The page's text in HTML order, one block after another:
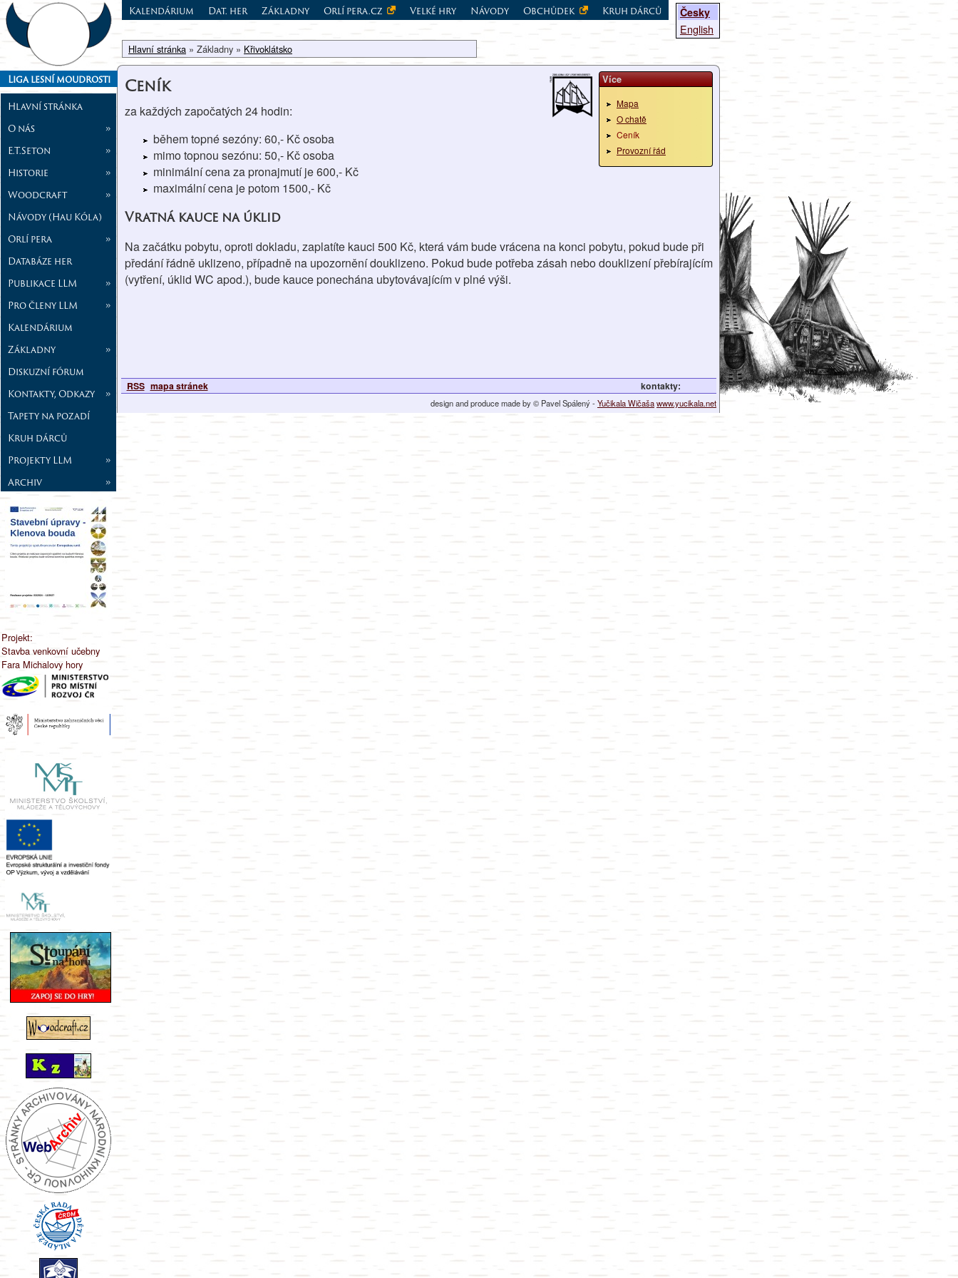
Liga lesní moudrosti
Hlavní stránka
O nás
»
E.T.Seton
»
Historie
»
Woodcraft
»
Návody (Hau Kóla)
Orlí pera
»
Databáze her
Publikace LLM
»
Pro členy LLM
»
Kalendárium
Základny
»
Diskuzní fórum
Kontakty, Odkazy
»
Tapety na pozadí
Kruh dárců
Projekty LLM
»
Archiv
»
Projekt:
Stavba venkovní učebny
Fara Michalovy hory
Česky
English
Kalendárium Dat. her Základny Orlí pera.cz Velké hry Návody Obchůdek Kruh dárců
Hlavní stránka » Základny » Křivoklátsko
Více
Mapa
O chatě
Ceník
Provozní řád
Ceník
za každých započatých 24 hodin:
během topné sezóny: 60,- Kč osoba
mimo topnou sezónu: 50,- Kč osoba
minimální cena za pronajmutí je 600,- Kč
maximální cena je potom 1500,- Kč
Vratná kauce na úklid
Na začátku pobytu, oproti dokladu, zaplatíte kauci 500 Kč, která vám bude vrácena na konci pobytu, pokud bude při
předání řádně uklizeno, případně na upozornění douklizeno. Pokud bude potřeba zásah nebo douklizení přebírajícím
(vytření, úklid WC apod.), bude kauce ponechána ubytovávajícím v plné výši.
RSS mapa stránek kontakty:
design and produce made by © Pavel Spálený -Yučikala Wičašawww.yucikala.net